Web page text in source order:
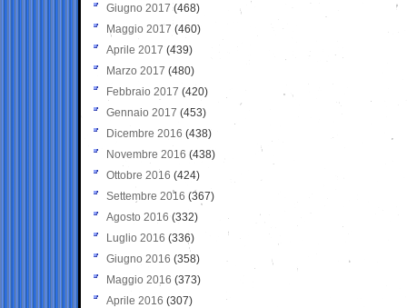
Giugno 2017 (468)
Maggio 2017 (460)
Aprile 2017 (439)
Marzo 2017 (480)
Febbraio 2017 (420)
Gennaio 2017 (453)
Dicembre 2016 (438)
Novembre 2016 (438)
Ottobre 2016 (424)
Settembre 2016 (367)
Agosto 2016 (332)
Luglio 2016 (336)
Giugno 2016 (358)
Maggio 2016 (373)
Aprile 2016 (307)